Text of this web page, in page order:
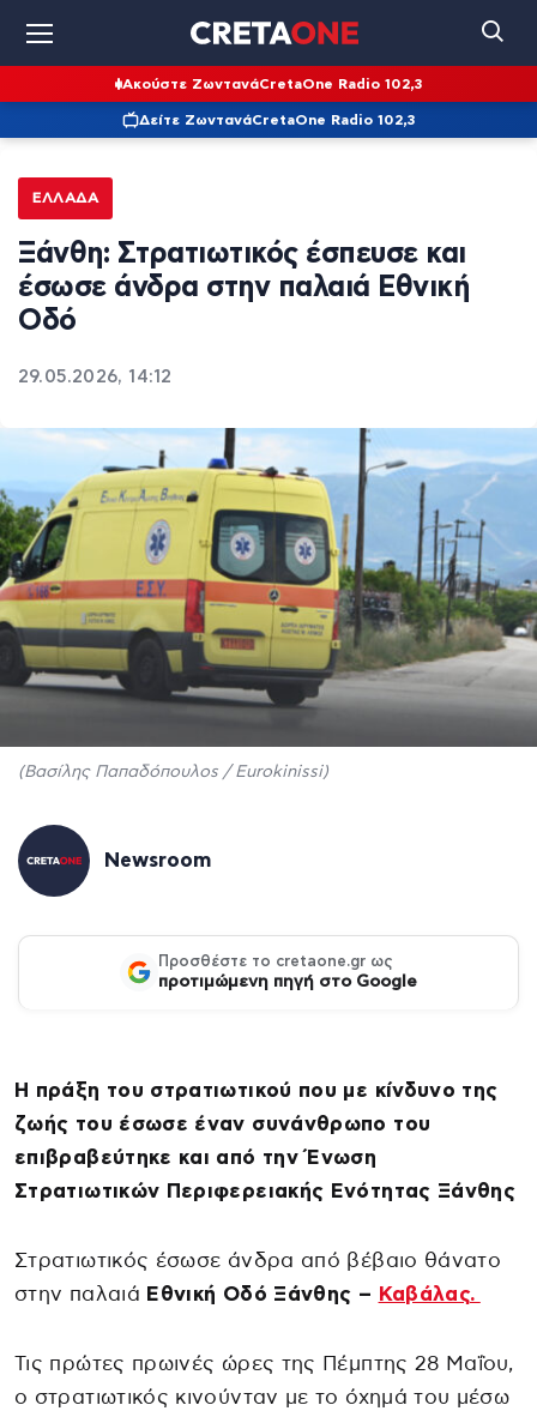
Ακούστε ΖωντανάCretaOne Radio 102,3
Δείτε ΖωντανάCretaOne Radio 102,3
ΕΛΛΆΔΑ
Ξάνθη: Στρατιωτικός έσπευσε και
έσωσε άνδρα στην παλαιά Εθνική
Οδό
29.05.2026, 14:12
(Βασίλης Παπαδόπουλοs / Eurokinissi)
Newsroom
Προσθέστε το cretaone.gr ως
προτιμώμενη πηγή στο Google
Η πράξη του στρατιωτικού που με κίνδυνο της
ζωής του έσωσε έναν συνάνθρωπο του
επιβραβεύτηκε και από την Ένωση
Στρατιωτικών Περιφερειακής Ενότητας Ξάνθης
Στρατιωτικός έσωσε άνδρα από βέβαιο θάνατο
στην παλαιά Εθνική Οδό Ξάνθης – Καβάλας.
Τις πρώτες πρωινές ώρες της Πέμπτης 28 Μαΐου,
ο στρατιωτικός κινούνταν με το όχημά του μέσω